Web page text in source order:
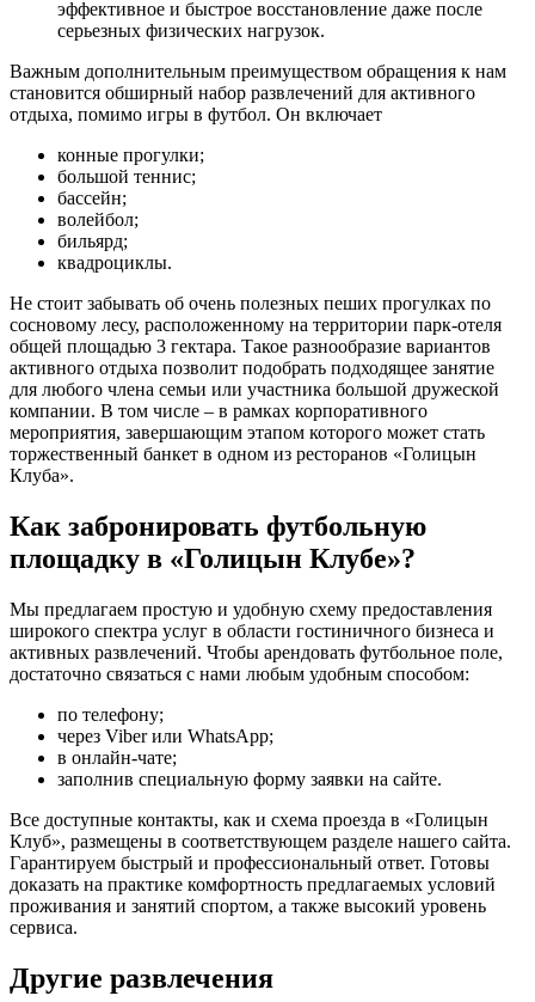
эффективное и быстрое восстановление даже после
серьезных физических нагрузок.
Важным дополнительным преимуществом обращения к нам
становится обширный набор развлечений для активного
отдыха, помимо игры в футбол. Он включает
конные прогулки;
большой теннис;
бассейн;
волейбол;
бильярд;
квадроциклы.
Не стоит забывать об очень полезных пеших прогулках по
сосновому лесу, расположенному на территории парк-отеля
общей площадью 3 гектара. Такое разнообразие вариантов
активного отдыха позволит подобрать подходящее занятие
для любого члена семьи или участника большой дружеской
компании. В том числе – в рамках корпоративного
мероприятия, завершающим этапом которого может стать
торжественный банкет в одном из ресторанов «Голицын
Клуба».
Как забронировать футбольную
площадку в «Голицын Клубе»?
Мы предлагаем простую и удобную схему предоставления
широкого спектра услуг в области гостиничного бизнеса и
активных развлечений. Чтобы арендовать футбольное поле,
достаточно связаться с нами любым удобным способом:
по телефону;
через Viber или WhatsApp;
в онлайн-чате;
заполнив специальную форму заявки на сайте.
Все доступные контакты, как и схема проезда в «Голицын
Клуб», размещены в соответствующем разделе нашего сайта.
Гарантируем быстрый и профессиональный ответ. Готовы
доказать на практике комфортность предлагаемых условий
проживания и занятий спортом, а также высокий уровень
сервиса.
Другие развлечения